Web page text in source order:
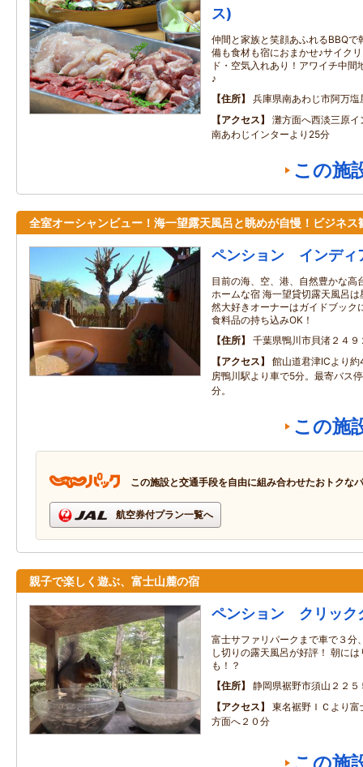
ス)
仲間と家族と笑顔あふれるBBQ
備も食材も宿におまかせ♪サイク
ド・空気入れあり！アワイチ中
♪
住所
兵庫県南あわじ市阿万塩
アクセス
灘方面へ西淡三原
南あわじインターより25分
この施
全室オーシャンビュー！海一望露天風呂と眺めが自慢！ビジネス
ペンション インディ
目前の海、空、港、自然豊かな高
ホームな宿 海一望貸切露天風呂
然大好きオーナーはガイドブッ
食料品の持ち込みOK！
住所
千葉県鴨川市貝渚２４９
アクセス
館山道君津ICより
房鴨川駅より車で5分。最寄バス
分。
この施
この施設と交通手段を自由に組み合わせたおトクな
航空券付プラン一覧へ
親子で楽しく遊ぶ、富士山麓の宿
ペンション クリック
富士サファリパークまで車で３分
し切りの露天風呂が好評！ 朝に
も！？
住所
静岡県裾野市須山２２５
アクセス
東名裾野ＩＣより
方面へ２０分